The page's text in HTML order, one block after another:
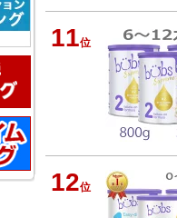
11位
12位